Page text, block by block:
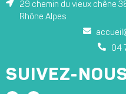
29 chemin du vieux chêne
Rhône Alpes
04
SUIVEZ-